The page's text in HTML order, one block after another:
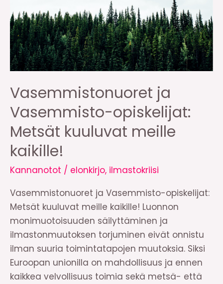
Vasemmistonuoret ja
Vasemmisto-opiskelijat:
Metsät kuuluvat meille
kaikille!
Kannanotot / elonkirjo, ilmastokriisi
Vasemmistonuoret ja Vasemmisto-opiskelijat:
Metsät kuuluvat meille kaikille! Luonnon
monimuotoisuuden säilyttäminen ja
ilmastonmuutoksen torjuminen eivät onnistu
ilman suuria toimintatapojen muutoksia. Siksi
Euroopan unionilla on mahdollisuus ja ennen
kaikkea velvollisuus toimia sekä metsä- että